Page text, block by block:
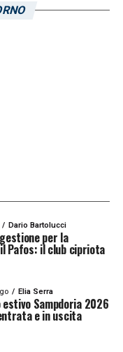
tensione».
Dario Bartolucci
per la
il Pafos: il club cipriota
Elia Serra
Sampdoria 2026
e in uscita